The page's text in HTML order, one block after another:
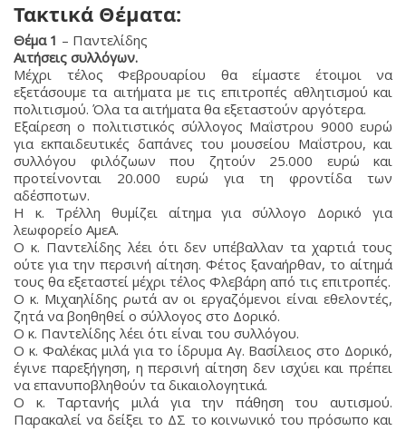
Τακτικά Θέματα:
Θέμα 1 – Παντελίδης
Αιτήσεις συλλόγων.
Μέχρι τέλος Φεβρουαρίου θα είμαστε έτοιμοι να
εξετάσουμε τα αιτήματα με τις επιτροπές αθλητισμού και
πολιτισμού. Όλα τα αιτήματα θα εξεταστούν αργότερα.
Εξαίρεση ο πολιτιστικός σύλλογος Μαΐστρου 9000 ευρώ
για εκπαιδευτικές δαπάνες του μουσείου Μαΐστρου, και
συλλόγου φιλόζωων που ζητούν 25.000 ευρώ και
προτείνονται 20.000 ευρώ για τη φροντίδα των
αδέσποτων.
Η κ. Τρέλλη θυμίζει αίτημα για σύλλογο Δορικό για
λεωφορείο ΑμεΑ.
Ο κ. Παντελίδης λέει ότι δεν υπέβαλλαν τα χαρτιά τους
ούτε για την περσινή αίτηση. Φέτος ξαναήρθαν, το αίτημά
τους θα εξεταστεί μέχρι τέλος Φλεβάρη από τις επιτροπές.
Ο κ. Μιχαηλίδης ρωτά αν οι εργαζόμενοι είναι εθελοντές,
ζητά να βοηθηθεί ο σύλλογος στο Δορικό.
Ο κ. Παντελίδης λέει ότι είναι του συλλόγου.
Ο κ. Φαλέκας μιλά για το ίδρυμα Αγ. Βασίλειος στο Δορικό,
έγινε παρεξήγηση, η περσινή αίτηση δεν ισχύει και πρέπει
να επανυποβληθούν τα δικαιολογητικά.
Ο κ. Ταρτανής μιλά για την πάθηση του αυτισμού.
Παρακαλεί να δείξει το ΔΣ το κοινωνικό του πρόσωπο και